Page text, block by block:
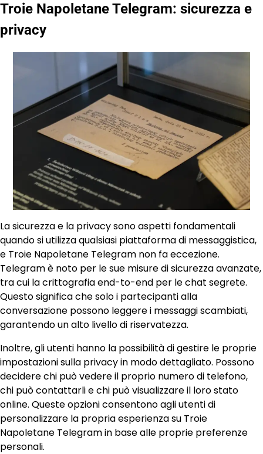
Troie Napoletane Telegram: sicurezza e
privacy
La sicurezza e la privacy sono aspetti fondamentali
quando si utilizza qualsiasi piattaforma di messaggistica,
e Troie Napoletane Telegram non fa eccezione.
Telegram è noto per le sue misure di sicurezza avanzate,
tra cui la crittografia end-to-end per le chat segrete.
Questo significa che solo i partecipanti alla
conversazione possono leggere i messaggi scambiati,
garantendo un alto livello di riservatezza.
Inoltre, gli utenti hanno la possibilità di gestire le proprie
impostazioni sulla privacy in modo dettagliato. Possono
decidere chi può vedere il proprio numero di telefono,
chi può contattarli e chi può visualizzare il loro stato
online. Queste opzioni consentono agli utenti di
personalizzare la propria esperienza su Troie
Napoletane Telegram in base alle proprie preferenze
personali.